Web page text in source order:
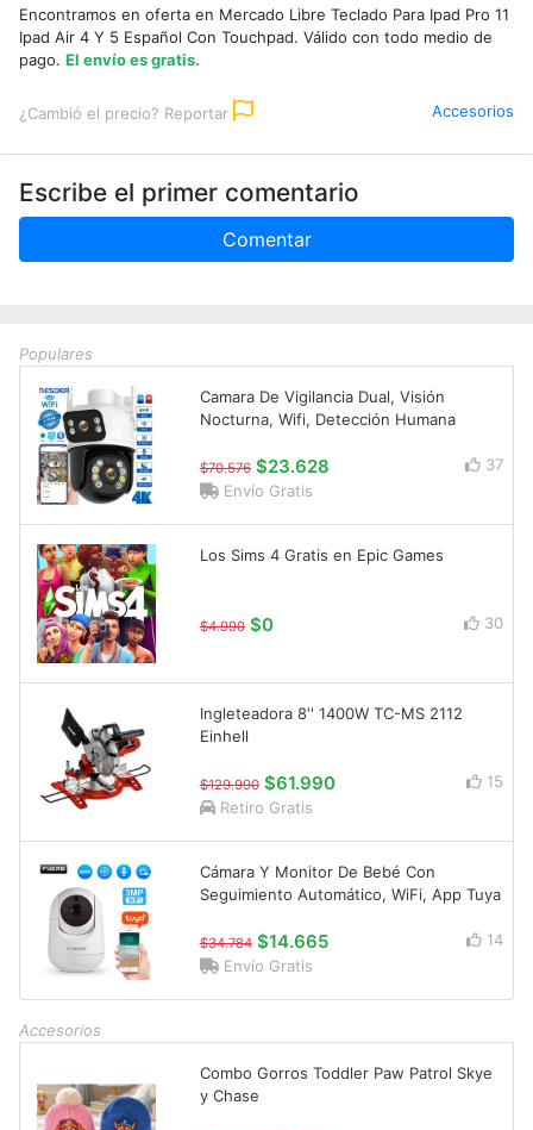
Encontramos en oferta en Mercado Libre Teclado Para Ipad Pro 11
Ipad Air 4 Y 5 Español Con Touchpad. Válido con todo medio de
pago. El envío es gratis.
¿Cambió el precio? Reportar Accesorios
Escribe el primer comentario
Comentar
Populares
Camara De Vigilancia Dual, Visión
Nocturna, Wifi, Detección Humana
$70.576 $23.628
37
Envío Gratis
Los Sims 4 Gratis en Epic Games
$4.990 $0 30
Ingleteadora 8'' 1400W TC-MS 2112
Einhell
$129.990 $61.990
15
Retiro Gratis
Cámara Y Monitor De Bebé Con
Seguimiento Automático, WiFi, App Tuya
$34.784 $14.665
14
Envío Gratis
Accesorios
Combo Gorros Toddler Paw Patrol Skye
y Chase